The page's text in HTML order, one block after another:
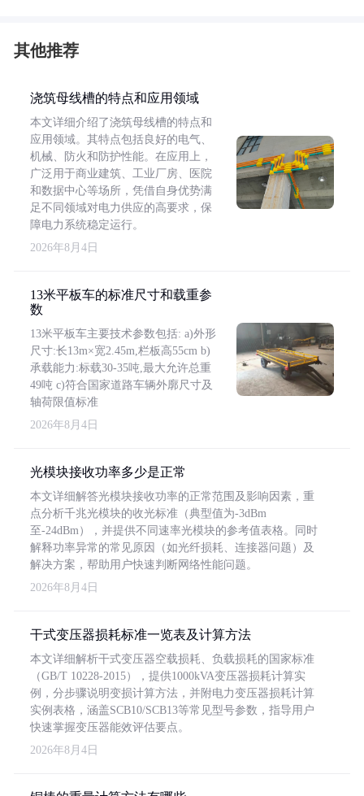
其他推荐
浇筑母线槽的特点和应用领域
本文详细介绍了浇筑母线槽的特点和
应用领域。其特点包括良好的电气、
机械、防火和防护性能。在应用上，
广泛用于商业建筑、工业厂房、医院
和数据中心等场所，凭借自身优势满
足不同领域对电力供应的高要求，保
障电力系统稳定运行。
2026年8月4日
13米平板车的标准尺寸和载重参
数
13米平板车主要技术参数包括: a)外形
尺寸:长13m×宽2.45m,栏板高55cm b)
承载能力:标载30-35吨,最大允许总重
49吨 c)符合国家道路车辆外廓尺寸及
轴荷限值标准
2026年8月4日
光模块接收功率多少是正常
本文详细解答光模块接收功率的正常范围及影响因素，重
点分析千兆光模块的收光标准（典型值为-3dBm
至-24dBm），并提供不同速率光模块的参考值表格。同时
解释功率异常的常见原因（如光纤损耗、连接器问题）及
解决方案，帮助用户快速判断网络性能问题。
2026年8月4日
干式变压器损耗标准一览表及计算方法
本文详细解析干式变压器空载损耗、负载损耗的国家标准
（GB/T 10228-2015），提供1000kVA变压器损耗计算实
例，分步骤说明变损计算方法，并附电力变压器损耗计算
实例表格，涵盖SCB10/SCB13等常见型号参数，指导用户
快速掌握变压器能效评估要点。
2026年8月4日